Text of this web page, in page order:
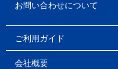
お問い合わせについて
ご利用ガイド
会社概要